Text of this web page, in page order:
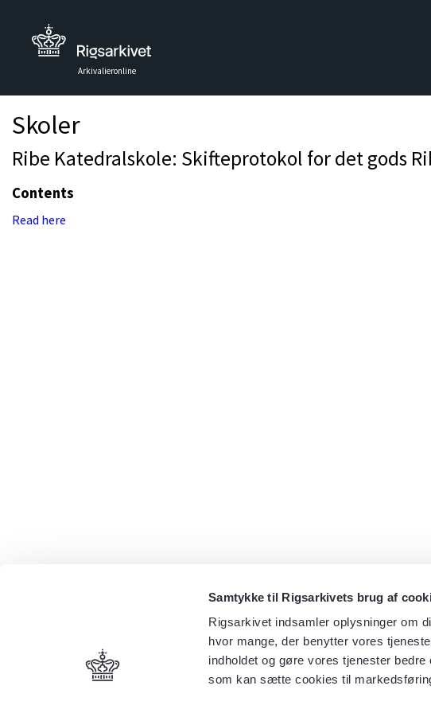
Samtykke til Rigsarkivets brug af
Rigsarkivet indsamler oplysninger om
hvor mange, der benytter vores
indholdet og gøre vores tjenester
som kan sætte cookies til
Arkivalieronline
Skoler
Ribe Katedralskole: Skifteprotokol for det gods
Contents
Read here